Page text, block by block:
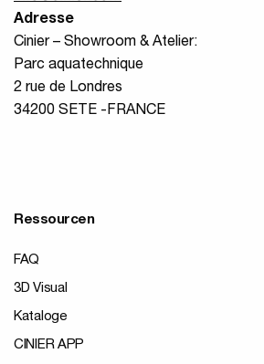
Adresse
Cinier – Showroom & Atelier:
Parc aquatechnique
2 rue de Londres
34200 SETE -FRANCE
Ressourcen
FAQ
3D Visual
Kataloge
CINIER APP